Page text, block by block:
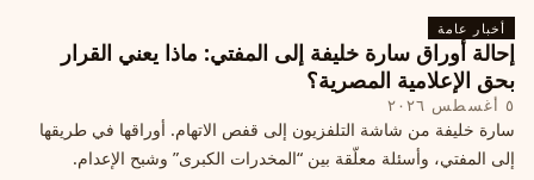
أخبار عامة
إحالة أوراق سارة خليفة إلى المفتي: ماذا يعني القرار
بحق الإعلامية المصرية؟
٥ أغسطس ٢٠٢٦
سارة خليفة من شاشة التلفزيون إلى قفص الاتهام. أوراقها في طريقها
إلى المفتي، وأسئلة معلّقة بين “المخدرات الكبرى” وشبح الإعدام.